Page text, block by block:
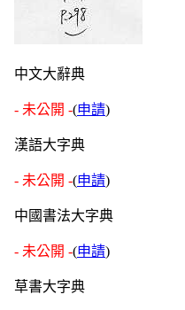
中文大辭典
- 未公開 -(申請)
漢語大字典
- 未公開 -(申請)
中國書法大字典
- 未公開 -(申請)
草書大字典